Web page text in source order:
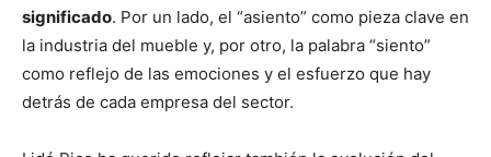
significado. Por un lado, el “asiento” como pieza clave en
la industria del mueble y, por otro, la palabra “siento”
como reflejo de las emociones y el esfuerzo que hay
detrás de cada empresa del sector.